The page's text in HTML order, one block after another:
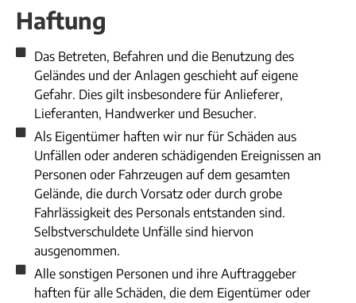
Haftung
Das Betreten, Befahren und die Benutzung des
Geländes und der Anlagen geschieht auf eigene
Gefahr. Dies gilt insbesondere für Anlieferer,
Lieferanten, Handwerker und Besucher.
Als Eigentümer haften wir nur für Schäden aus
Unfällen oder anderen schädigenden Ereignissen an
Personen oder Fahrzeugen auf dem gesamten
Gelände, die durch Vorsatz oder durch grobe
Fahrlässigkeit des Personals entstanden sind.
Selbstverschuldete Unfälle sind hiervon
ausgenommen.
Alle sonstigen Personen und ihre Auftraggeber
haften für alle Schäden, die dem Eigentümer oder